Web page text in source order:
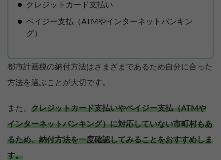
クレジットカード支払い
ペイジー支払（ATMやインターネットバンキン
グ）
都市計画税の納付方法はさまざまであるため自分に合った
方法を選ぶことが大切です。
また、 クレジットカード支払いやペイジー支払（ATMや
インターネットバンキング）に対応していない市町村もあ
るため、納付方法を一度確認してみることをおすすめしま
す。